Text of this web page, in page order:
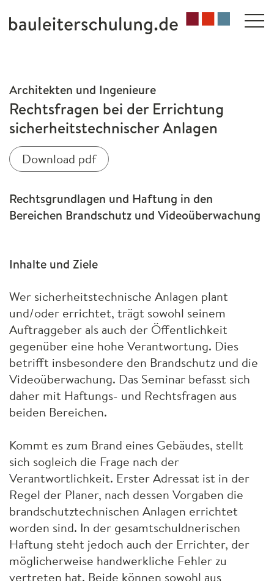
Architekten und Ingenieure
Rechtsfragen bei der Errichtung
sicherheitstechnischer Anlagen
Download pdf
Rechtsgrundlagen und Haftung in den
Bereichen Brandschutz und Videoüberwachung
Inhalte und Ziele
Wer sicherheitstechnische Anlagen plant
und/oder errichtet, trägt sowohl seinem
Auftraggeber als auch der Öffentlichkeit
gegenüber eine hohe Verantwortung. Dies
betrifft insbesondere den Brandschutz und die
Videoüberwachung. Das Seminar befasst sich
daher mit Haftungs- und Rechtsfragen aus
beiden Bereichen.
Kommt es zum Brand eines Gebäudes, stellt
sich sogleich die Frage nach der
Verantwortlichkeit. Erster Adressat ist in der
Regel der Planer, nach dessen Vorgaben die
brandschutztechnischen Anlagen errichtet
worden sind. In der gesamtschuldnerischen
Haftung steht jedoch auch der Errichter, der
möglicherweise handwerkliche Fehler zu
vertreten hat. Beide können sowohl aus